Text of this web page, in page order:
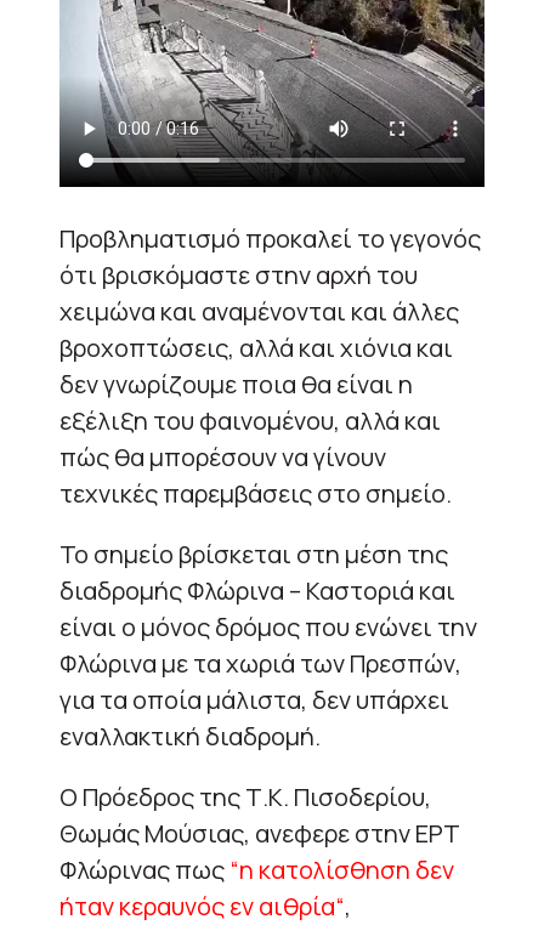
Προβληματισμό προκαλεί το γεγονός
ότι βρισκόμαστε στην αρχή του
χειμώνα και αναμένονται και άλλες
βροχοπτώσεις, αλλά και χιόνια και
δεν γνωρίζουμε ποια θα είναι η
εξέλιξη του φαινομένου, αλλά και
πώς θα μπορέσουν να γίνουν
τεχνικές παρεμβάσεις στο σημείο.
Το σημείο βρίσκεται στη μέση της
διαδρομής Φλώρινα – Καστοριά και
είναι ο μόνος δρόμος που ενώνει την
Φλώρινα με τα χωριά των Πρεσπών,
για τα οποία μάλιστα, δεν υπάρχει
εναλλακτική διαδρομή.
Ο Πρόεδρος της Τ.Κ. Πισοδερίου,
Θωμάς Μούσιας, ανεφερε στην ΕΡΤ
Φλώρινας πως “η κατολίσθηση δεν
ήταν κεραυνός εν αιθρία“,